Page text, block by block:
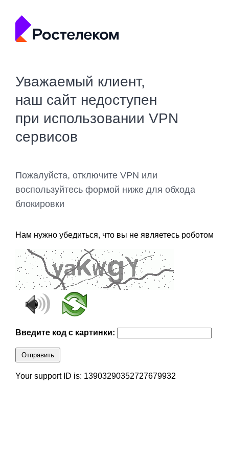
Уважаемый клиент,
наш сайт недоступен
при использовании VPN
сервисов
Пожалуйста, отключите VPN или
воспользуйтесь формой ниже для обхода
блокировки
Нам нужно убедиться, что вы не являетесь роботом
Введите код с картинки:
Отправить
Your support ID is: 13903290352727679932